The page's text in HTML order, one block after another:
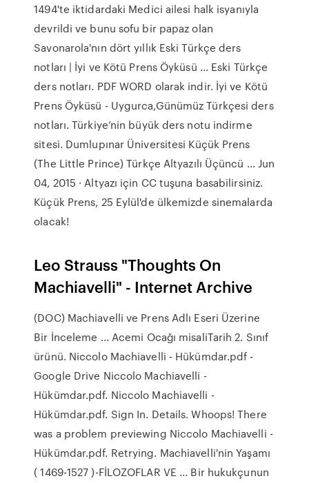
1494'te iktidardaki Medici ailesi halk isyanıyla
devrildi ve bunu sofu bir papaz olan
Savonarola'nın dört yıllık Eski Türkçe ders
notları | İyi ve Kötü Prens Öyküsü ... Eski Türkçe
ders notları. PDF WORD olarak indir. İyi ve Kötü
Prens Öyküsü - Uygurca,Günümüz Türkçesi ders
notları. Türkiye’nin büyük ders notu indirme
sitesi. Dumlupınar Üniversitesi Küçük Prens
(The Little Prince) Türkçe Altyazılı Üçüncü ... Jun
04, 2015 · Altyazı için CC tuşuna basabilirsiniz.
Küçük Prens, 25 Eylül'de ülkemizde sinemalarda
olacak!
Leo Strauss "Thoughts On
Machiavelli" - Internet Archive
(DOC) Machiavelli ve Prens Adlı Eseri Üzerine
Bir İnceleme ... Acemi Ocağı misaliTarih 2. Sınıf
ürünü. Niccolo Machiavelli - Hükümdar.pdf -
Google Drive Niccolo Machiavelli -
Hükümdar.pdf. Niccolo Machiavelli -
Hükümdar.pdf. Sign In. Details. Whoops! There
was a problem previewing Niccolo Machiavelli -
Hükümdar.pdf. Retrying. Machiavelli'nin Yaşamı
( 1469-1527 )-FİLOZOFLAR VE ... Bir hukukçunun